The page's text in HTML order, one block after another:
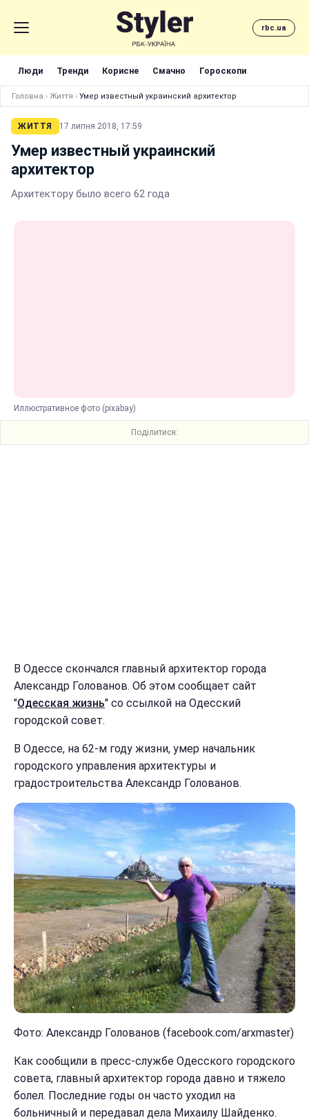
rbc.ua
Люди Тренди Корисне Смачно Гороскопи
Головна › Життя › Умер известный украинский архитектор
ЖИТТЯ 17 липня 2018, 17:59
Умер известный украинский
архитектор
Архитектору было всего 62 года
Иллюстративное фото (pixabay)
Поділитися:
В Одессе скончался главный архитектор города
Александр Голованов. Об этом сообщает сайт
"Одесская жизнь" со ссылкой на Одесский
городской совет.
В Одессе, на 62-м году жизни, умер начальник
городского управления архитектуры и
градостроительства Александр Голованов.
Фото: Александр Голованов (facebook.com/arxmaster)
Как сообщили в пресс-службе Одесского городского
совета, главный архитектор города давно и тяжело
болел. Последние годы он часто уходил на
больничный и передавал дела Михаилу Шайденко.